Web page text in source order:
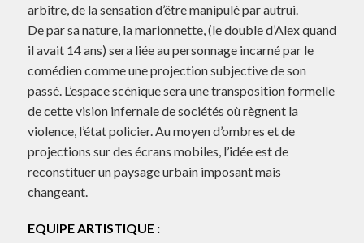
arbitre, de la sensation d’être manipulé par autrui.
De par sa nature, la marionnette, (le double d’Alex quand
il avait 14 ans) sera liée au personnage incarné par le
comédien comme une projection subjective de son
passé. L’espace scénique sera une transposition formelle
de cette vision infernale de sociétés où règnent la
violence, l’état policier. Au moyen d’ombres et de
projections sur des écrans mobiles, l’idée est de
reconstituer un paysage urbain imposant mais
changeant.
EQUIPE ARTISTIQUE :